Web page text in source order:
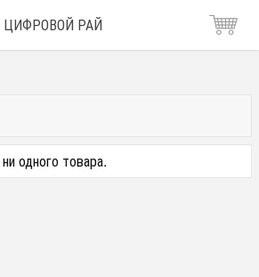
ЦИФРОВОЙ РАЙ
одного товара.